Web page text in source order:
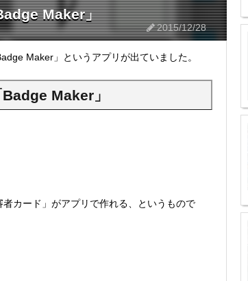
Maker」
2015/12/28
Maker」というアプリが出ていました。
Maker」
カード」がアプリで作れる、というもので